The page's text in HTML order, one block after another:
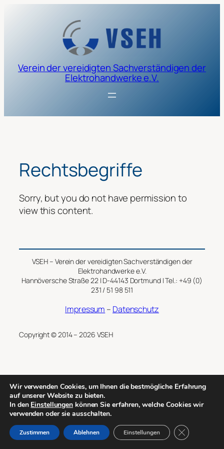
Verein der vereidigten Sachverständigen der
Elektrohandwerke e.V.
Rechtsbegriffe
Sorry, but you do not have permission to
view this content.
VSEH – Verein der vereidigten Sachverständigen der
Elektrohandwerke e.V.
Hannöversche Straße 22 | D-44143 Dortmund | Tel.: +49 (0)
231 / 51 98 511
Impressum – Datenschutz
Copyright © 2014 – 2026 VSEH
Wir verwenden Cookies, um Ihnen die bestmögliche Erfahrung
auf unserer Website zu bieten.
In den Einstellungen können Sie erfahren, welche Cookies wir
verwenden oder sie ausschalten.
Zustimmen Ablehnen Einstellungen GDPR